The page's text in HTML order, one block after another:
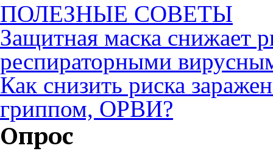
ПОЛЕЗНЫЕ СОВЕТЫ
Защитная маска снижает
респираторными
Как снизить риска
гриппом, ОРВИ?
Опрос